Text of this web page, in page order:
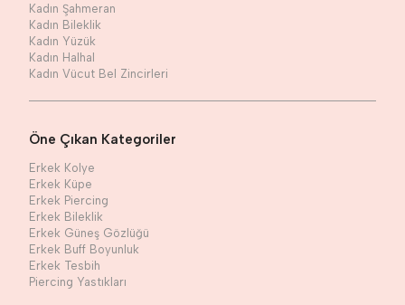
Kadın Şahmeran
Kadın Bileklik
Kadın Yüzük
Kadın Halhal
Kadın Vücut Bel Zincirleri
Öne Çıkan Kategoriler
Erkek Kolye
Erkek Küpe
Erkek Piercing
Erkek Bileklik
Erkek Güneş Gözlüğü
Erkek Buff Boyunluk
Erkek Tesbih
Piercing Yastıkları